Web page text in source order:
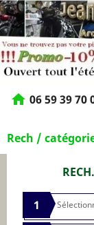
home 06 59 39 70
Rech /
1